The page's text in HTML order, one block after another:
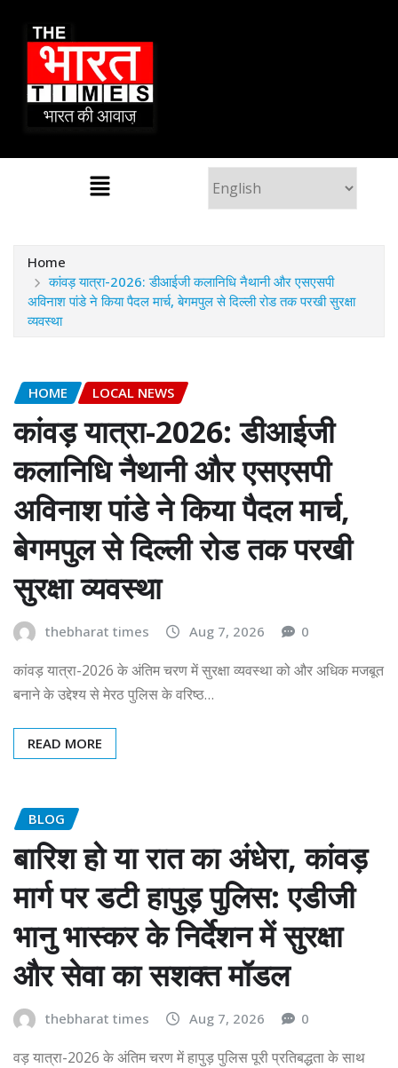
Home
कांवड़ यात्रा-2026: डीआईजी कलानिधि नैथानी और एसएसपी
अविनाश पांडे ने किया पैदल मार्च, बेगमपुल से दिल्ली रोड तक परखी सुरक्षा
व्यवस्था
HOME LOCAL NEWS
कांवड़ यात्रा-2026: डीआईजी
कलानिधि नैथानी और एसएसपी
अविनाश पांडे ने किया पैदल मार्च,
बेगमपुल से दिल्ली रोड तक परखी
सुरक्षा व्यवस्था
thebharat times Aug 7, 2026 0
कांवड़ यात्रा-2026 के अंतिम चरण में सुरक्षा व्यवस्था को और अधिक मजबूत
बनाने के उद्देश्य से मेरठ पुलिस के वरिष्ठ…
READ MORE
BLOG
बारिश हो या रात का अंधेरा, कांवड़
मार्ग पर डटी हापुड़ पुलिस: एडीजी
भानु भास्कर के निर्देशन में सुरक्षा
और सेवा का सशक्त मॉडल
thebharat times Aug 7, 2026 0
वड़ यात्रा-2026 के अंतिम चरण में हापुड़ पुलिस पूरी प्रतिबद्धता के साथ